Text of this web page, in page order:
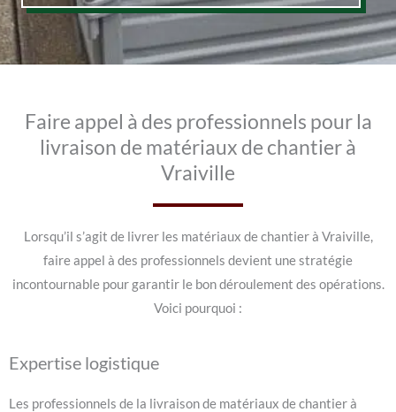
Faire appel à des professionnels pour la
livraison de matériaux de chantier à
Vraiville
Lorsqu’il s’agit de livrer les matériaux de chantier à Vraiville,
faire appel à des professionnels devient une stratégie
incontournable pour garantir le bon déroulement des opérations.
Voici pourquoi :
Expertise logistique
Les professionnels de la livraison de matériaux de chantier à